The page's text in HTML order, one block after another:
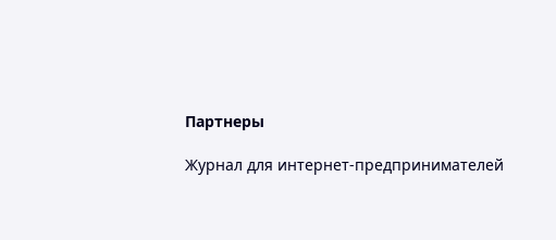
Партнеры
Журнал для интернет-предпринимателей